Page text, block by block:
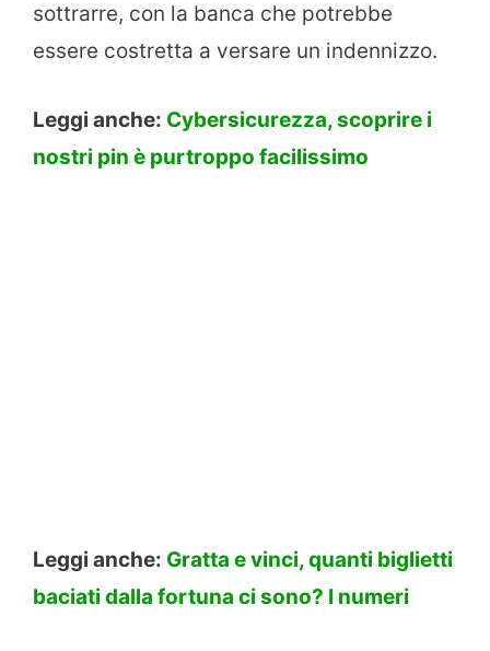
sottrarre, con la banca che potrebbe
essere costretta a versare un indennizzo.
Leggi anche: Cybersicurezza, scoprire i
nostri pin è purtroppo facilissimo
Leggi anche: Gratta e vinci, quanti biglietti
baciati dalla fortuna ci sono? I numeri